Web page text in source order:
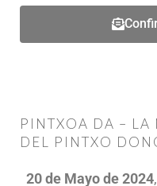
PINTXOA DA – LA
DEL PINTXO
20 de Mayo de 2024